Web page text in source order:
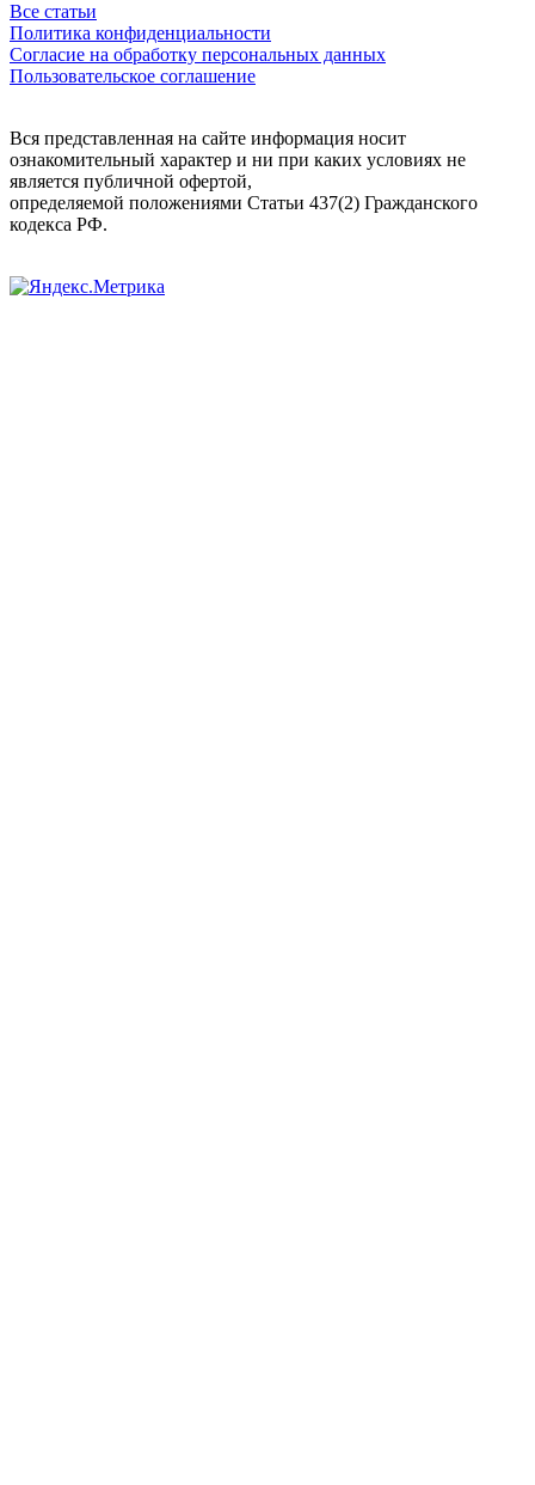
Все статьи
Политика конфиденциальности
Согласие на обработку персональных данных
Пользовательское соглашение
Вся представленная на сайте информация носит
ознакомительный характер и ни при каких условиях не
является публичной офертой,
определяемой положениями Статьи 437(2) Гражданского
кодекса РФ.